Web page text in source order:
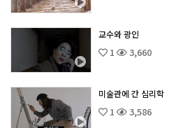
교수와 광인
1 3,660
미술관에 간 심리학
1 3,586